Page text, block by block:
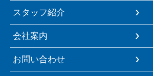
スタッフ紹介
会社案内
お問い合わせ